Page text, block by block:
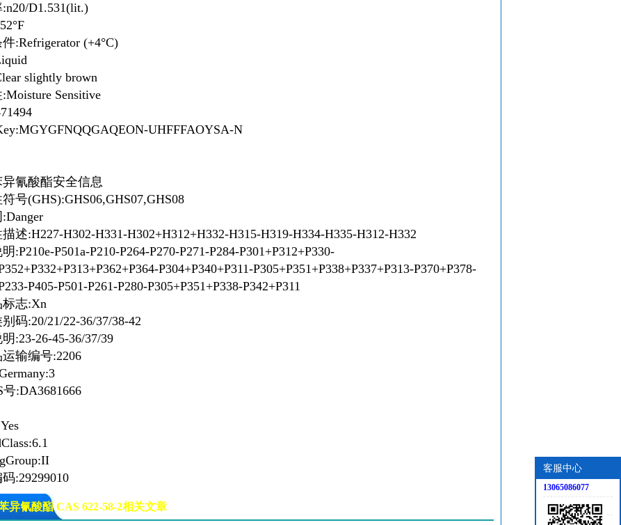
D1.531(lit.)
:Refrigerator (+4°C)
slightly brown
Sensitive
UHFFFAOYSA-N
氰酸酯安全信息
号(GHS):GHS06,GHS07,GHS08
述:H227-H302-H331-H302+H312+H332-H315-H319-H334-H335-H312-H332
:P210e-P501a-P210-P264-P270-P271-P284-P301+P312+P330-
P304+P340+P311-P305+P351+P338+P337+P313-P370+P378-
P405-P501-P261-P280-P305+P351+P338-P342+P311
志:Xn
码:20/21/22-36/37/38-42
:23-26-45-36/37/39
输编号:2206
号:DA3681666
:29299010
异氰酸酯 CAS 622-58-2相关文章
客服中心
13065086077